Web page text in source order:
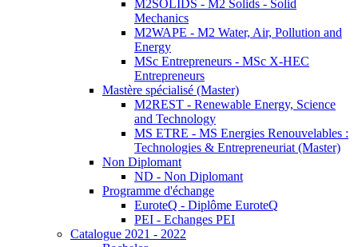
M2SOLIDS - M2 Solids - Solid
Mechanics
M2WAPE - M2 Water, Air, Pollution and
Energy
MSc Entrepreneurs - MSc X-HEC
Entrepreneurs
Mastère spécialisé (Master)
M2REST - Renewable Energy, Science
and Technology
MS ETRE - MS Energies Renouvelables :
Technologies & Entrepreneuriat (Master)
Non Diplomant
ND - Non Diplomant
Programme d'échange
EuroteQ - Diplôme EuroteQ
PEI - Echanges PEI
Catalogue 2021 - 2022